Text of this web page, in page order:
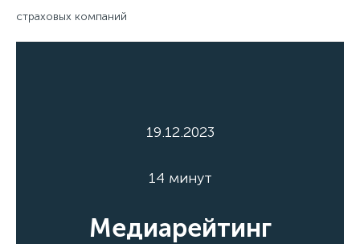
страховых компаний
19.12.2023
14 минут
Медиарейтинг